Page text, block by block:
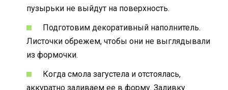
пузырьки не выйдут на поверхность.
Подготовим декоративный наполнитель.
Листочки обрежем, чтобы они не выглядывали
из формочки.
Когда смола загустела и отстоялась,
аккуратно заливаем ее в форму. Заливку